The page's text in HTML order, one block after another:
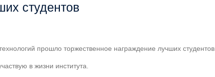
студентов
прошло торжественное награждение лучших студентов.
в жизни института.